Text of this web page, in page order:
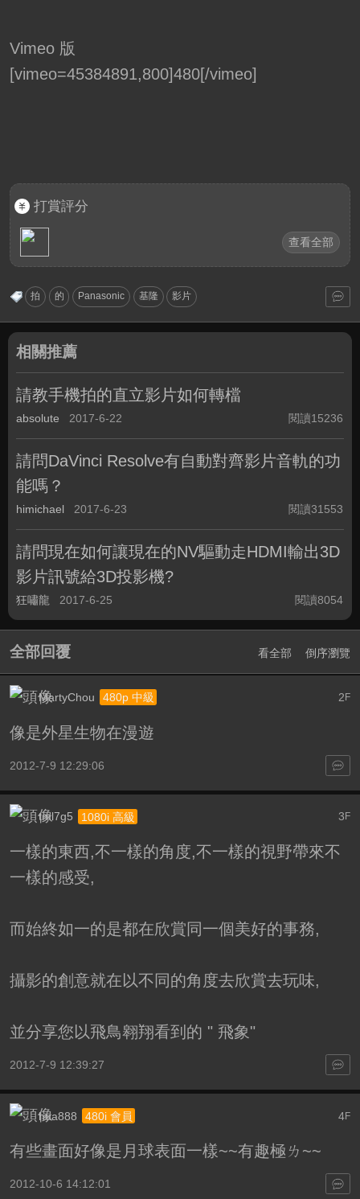
Vimeo 版
[vimeo=45384891,800]480[/vimeo]
打賞評分
查看全部
拍 的 Panasonic 基隆 影片
相關推薦
請教手機拍的直立影片如何轉檔
absolute 2017-6-22 閱讀15236
請問DaVinci Resolve有自動對齊影片音軌的功
能嗎？
himichael 2017-6-23 閱讀31553
請問現在如何讓現在的NV驅動走HDMI輸出3D
影片訊號給3D投影機?
狂嘯龍 2017-6-25 閱讀8054
全部回覆 看全部 倒序瀏覽
2 F
MartyChou 480p 中級
像是外星生物在漫遊
2012-7-9 12:29:06
3 F
tml7g5 1080i 高級
一樣的東西,不一樣的角度,不一樣的視野帶來不
一樣的感受,
而始終如一的是都在欣賞同一個美好的事務,
攝影的創意就在以不同的角度去欣賞去玩味,
並分享您以飛鳥翱翔看到的 " 飛象"
2012-7-9 12:39:27
4F
hua888 480i 會員
有些畫面好像是月球表面一樣~~有趣極ㄌ~~
2012-10-6 14:12:01